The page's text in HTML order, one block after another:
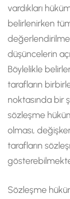
vardıkları
belirlenirken
düşüncelerin
Böylelikle
tarafların
noktasında bir
sözleşme
olması,
tarafların
Sözleşme